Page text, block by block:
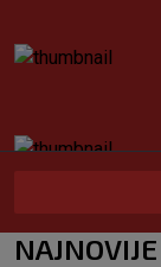
NAJNOVIJE